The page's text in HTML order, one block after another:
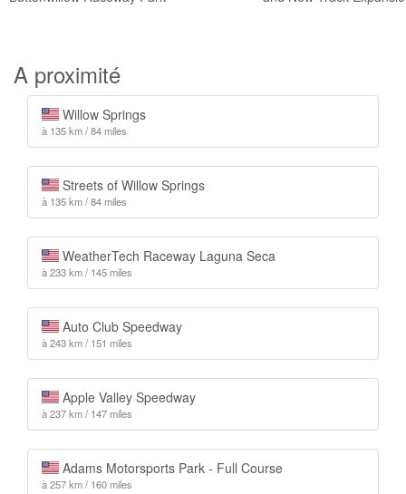
A proximité
Willow Springs
à 135 km / 84 miles
Streets of Willow Springs
à 135 km / 84 miles
WeatherTech Raceway Laguna Seca
à 233 km / 145 miles
Auto Club Speedway
à 243 km / 151 miles
Apple Valley Speedway
à 237 km / 147 miles
Adams Motorsports Park - Full Course
à 257 km / 160 miles